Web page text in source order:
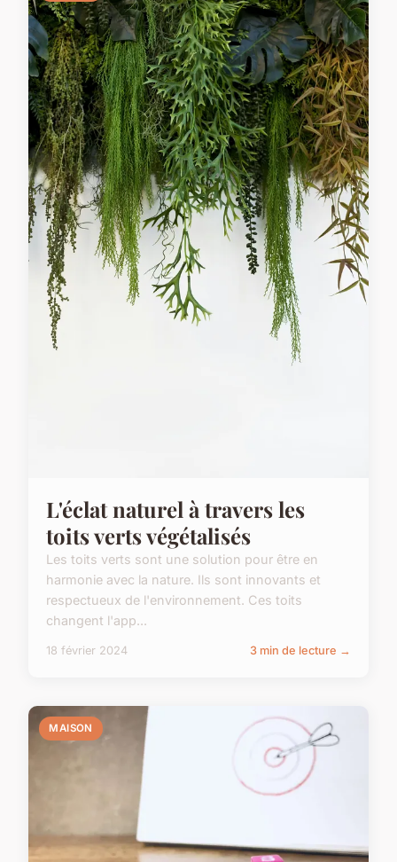
L'éclat naturel à travers les
toits verts végétalisés
Les toits verts sont une solution pour être en
harmonie avec la nature. Ils sont innovants et
respectueux de l'environnement. Ces toits
changent l'app...
18 février 2024 3 min de lecture →
MAISON